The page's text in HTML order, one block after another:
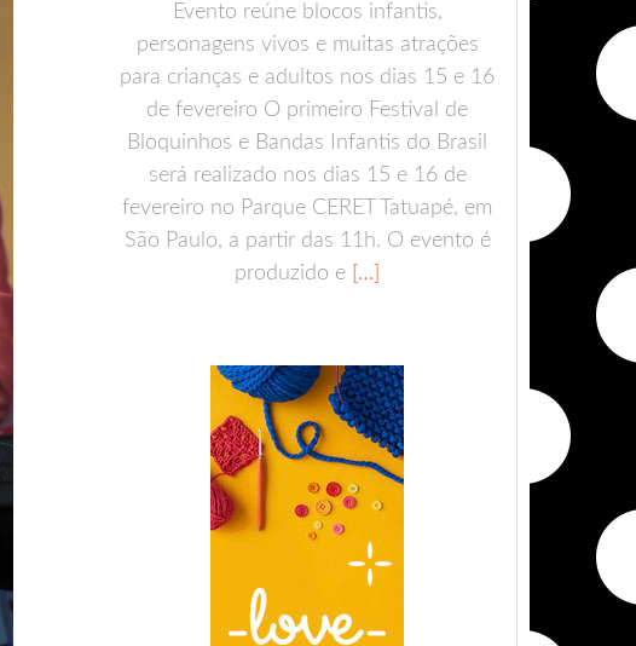
Evento reúne blocos infantis,
personagens vivos e muitas atrações
para crianças e adultos nos dias 15 e 16
de fevereiro O primeiro Festival de
Bloquinhos e Bandas Infantis do Brasil
será realizado nos dias 15 e 16 de
fevereiro no Parque CERET Tatuapé, em
São Paulo, a partir das 11h. O evento é
produzido e […]